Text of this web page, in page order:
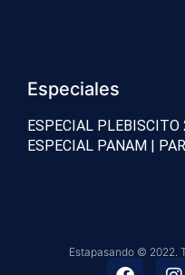
Especiales
ESPECIAL PLEBISCITO
ESPECIAL PANAM |
Estapasando © 2022.